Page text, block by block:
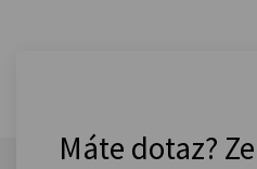
Máte dotaz?